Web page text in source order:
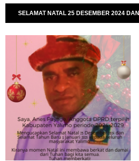
SELAMAT NATAL 25 DESEMBER 2024 DAN